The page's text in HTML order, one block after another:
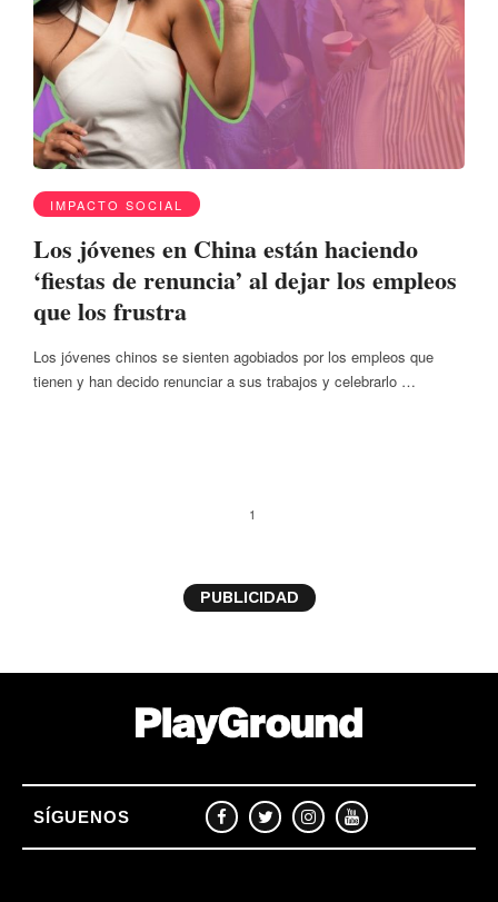
IMPACTO SOCIAL
Los jóvenes en China están haciendo
‘fiestas de renuncia’ al dejar los empleos
que los frustra
Los jóvenes chinos se sienten agobiados por los empleos que
tienen y han decido renunciar a sus trabajos y celebrarlo …
1
PUBLICIDAD
SÍGUENOS